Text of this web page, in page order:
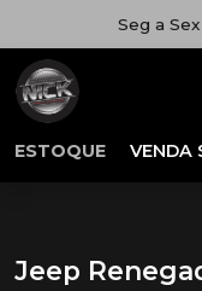
Seg a
ESTOQUE VENDA
Jeep